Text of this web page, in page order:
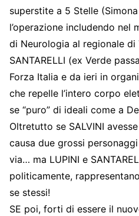
superstite a 5 Stelle
l’operazione includendo nel
di Neurologia al regionale di
SANTARELLI (ex Verde
Forza Italia e da ieri in
che repelle l’intero corpo
se “puro” di ideali come a
Oltretutto se SALVINI
causa due grossi
via… ma LUPINI e
politicamente,
se stessi!
SE poi, forti di essere il